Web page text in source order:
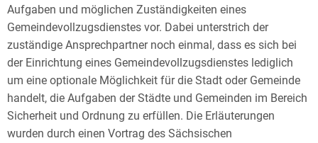
Aufgaben und möglichen Zuständigkeiten eines
Gemeindevollzugsdienstes vor. Dabei unterstrich der
zuständige Ansprechpartner noch einmal, dass es sich bei
der Einrichtung eines Gemeindevollzugsdienstes lediglich
um eine optionale Möglichkeit für die Stadt oder Gemeinde
handelt, die Aufgaben der Städte und Gemeinden im Bereich
Sicherheit und Ordnung zu erfüllen. Die Erläuterungen
wurden durch einen Vortrag des Sächsischen